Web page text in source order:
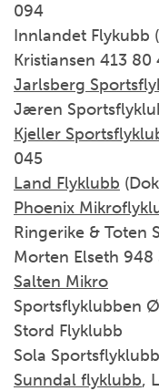
094
Innlandet Flykubb
Kristiansen 413 80
Jarlsberg
Jæren
Kjeller
045
Land Flyklubb
Phoenix
Ringerike & Toten
Morten Elseth 948
Salten Mikro
Sportsflyklubben
Stord Flyklubb
Sola Sportsflyklubb
Sunndal flyklubb,